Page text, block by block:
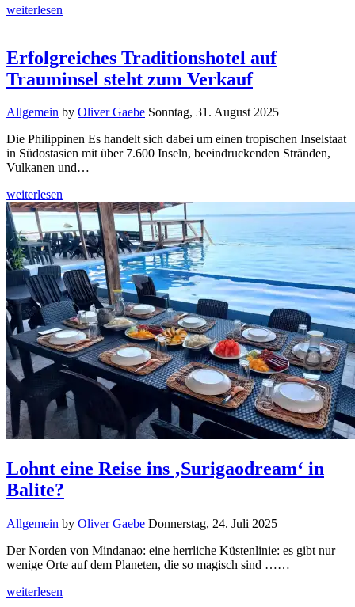
weiterlesen
Erfolgreiches Traditionshotel auf
Trauminsel steht zum Verkauf
Allgemein by Oliver Gaebe Sonntag, 31. August 2025
Die Philippinen Es handelt sich dabei um einen tropischen Inselstaat
in Südostasien mit über 7.600 Inseln, beeindruckenden Stränden,
Vulkanen und…
weiterlesen
Lohnt eine Reise ins ‚Surigaodream‘ in
Balite?
Allgemein by Oliver Gaebe Donnerstag, 24. Juli 2025
Der Norden von Mindanao: eine herrliche Küstenlinie: es gibt nur
wenige Orte auf dem Planeten, die so magisch sind ……
weiterlesen